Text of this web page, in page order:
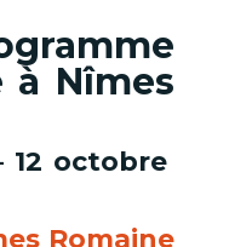
à Nîmes
12 octobre
Romaine